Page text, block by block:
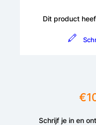
Dit product
Schrijf je in en